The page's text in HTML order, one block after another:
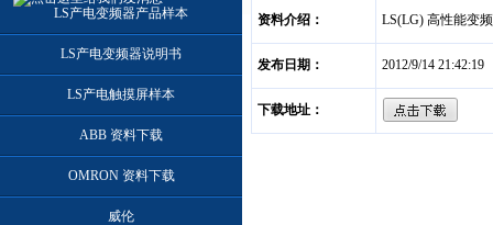
LS产电变频器产品样本
LS产电变频器说明书
LS产电触摸屏样本
ABB 资料下载
OMRON 资料下载
威伦
资料介绍： LS(LG) 高性能变
发布日期： 2012/9/14 21:42:19
下载地址：